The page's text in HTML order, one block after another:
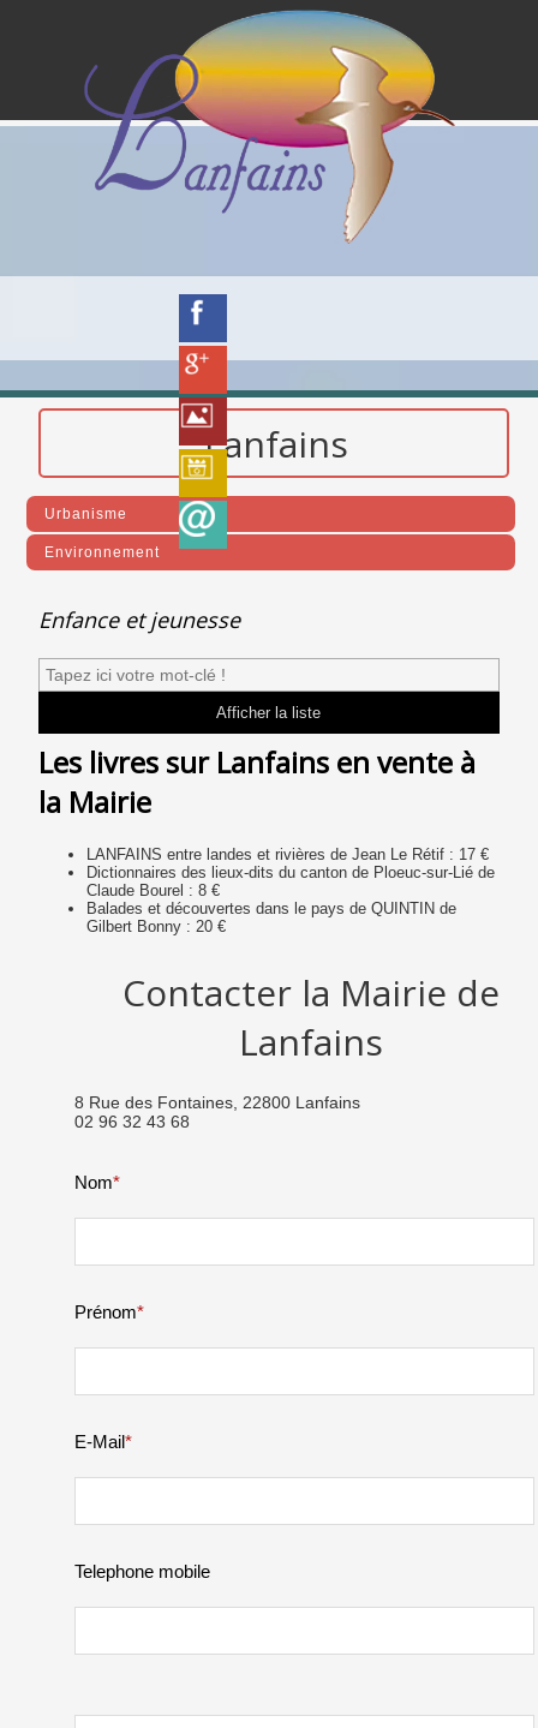
Lanfains
Urbanisme
Environnement
Enfance et jeunesse
Les livres sur Lanfains en vente à
la Mairie
LANFAINS entre landes et rivières de Jean Le Rétif : 17 €
Dictionnaires des lieux-dits du canton de Ploeuc-sur-Lié de
Claude Bourel : 8 €
Balades et découvertes dans le pays de QUINTIN de
Gilbert Bonny : 20 €
Contacter la Mairie de
Lanfains
8 Rue des Fontaines, 22800 Lanfains
02 96 32 43 68
Nom*
Prénom*
E-Mail*
Telephone mobile